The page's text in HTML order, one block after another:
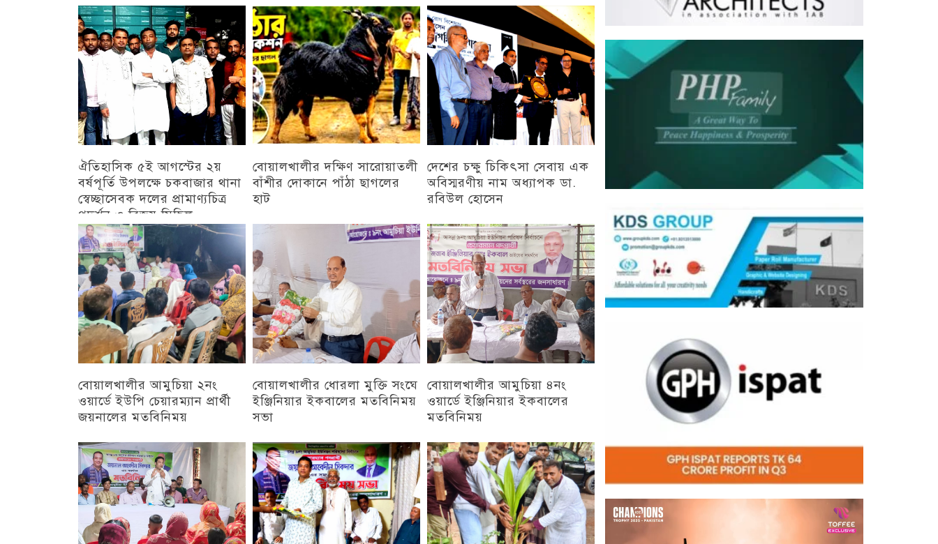
ঐতিহাসিক ৫ই আগস্টের ২য়
বর্ষপূর্তি উপলক্ষে চকবাজার থানা
স্বেচ্ছাসেবক দলের প্রামাণ্যচিত্র
প্রদর্শন ও বিজয় মিছিল
চট্টগ্রাম
বোয়ালখালীর দক্ষিণ সারোয়াতলী
বাঁশীর দোকানে পাঁঠা ছাগলের
হাট
দেশের চক্ষু চিকিৎসা সেবায় এক
অবিস্মরণীয় নাম অধ্যাপক ডা.
রবিউল হোসেন
বোয়ালখালীর আমুচিয়া ২নং
ওয়ার্ডে ইউপি চেয়ারম্যান প্রার্থী
জয়নালের মতবিনিময়
বোয়ালখালীর ধোরলা মুক্তি সংঘে
ইঞ্জিনিয়ার ইকবালের মতবিনিময়
সভা
বোয়ালখালীর আমুচিয়া ৪নং
ওয়ার্ডে ইঞ্জিনিয়ার ইকবালের
মতবিনিময়
Video
Player